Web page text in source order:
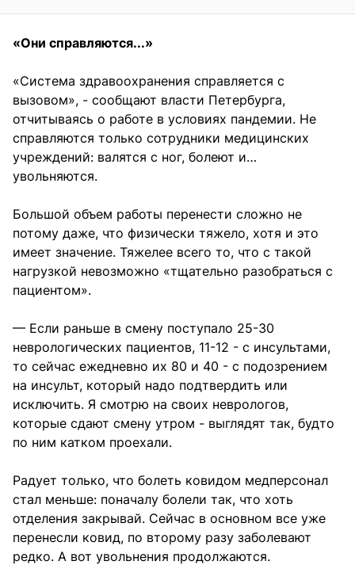
«Они справляются...»
«Система здравоохранения справляется с
вызовом», - сообщают власти Петербурга,
отчитываясь о работе в условиях пандемии. Не
справляются только сотрудники медицинских
учреждений: валятся с ног, болеют и…
увольняются.
Большой объем работы перенести сложно не
потому даже, что физически тяжело, хотя и это
имеет значение. Тяжелее всего то, что с такой
нагрузкой невозможно «тщательно разобраться с
пациентом».
— Если раньше в смену поступало 25-30
неврологических пациентов, 11-12 - с инсультами,
то сейчас ежедневно их 80 и 40 - с подозрением
на инсульт, который надо подтвердить или
исключить. Я смотрю на своих неврологов,
которые сдают смену утром - выглядят так, будто
по ним катком проехали.
Радует только, что болеть ковидом медперсонал
стал меньше: поначалу болели так, что хоть
отделения закрывай. Сейчас в основном все уже
перенесли ковид, по второму разу заболевают
редко. А вот увольнения продолжаются.